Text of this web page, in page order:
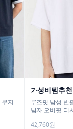
지
가성비템추
루즈핏 남성 반
남자 오버핏 티
42,760원